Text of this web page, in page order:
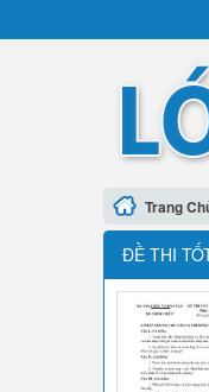
Trang
ĐỀ THI